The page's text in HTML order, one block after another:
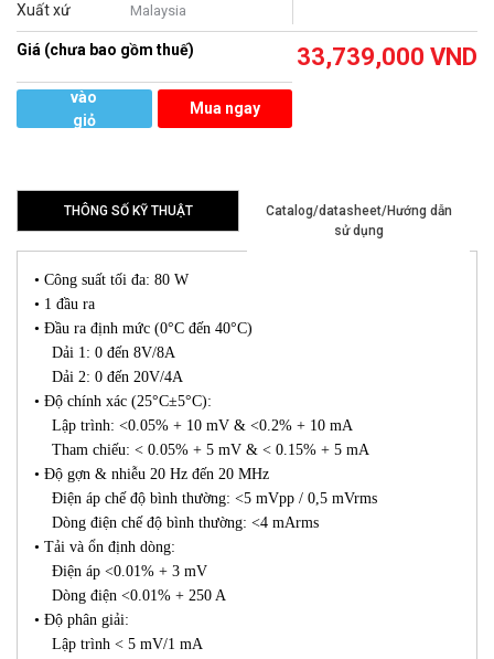
Xuất xứ Malaysia
Giá (chưa bao gồm thuế) 33,739,000 VND
vào
giỏ
Mua ngay
THÔNG SỐ KỸ THUẬT
Catalog/datasheet/Hướng dẫn
sử dụng
• Công suất tối đa: 80 W
• 1 đầu ra
• Đầu ra định mức (0°C đến 40°C)
Dải 1: 0 đến 8V/8A
Dải 2: 0 đến 20V/4A
• Độ chính xác (25°C±5°C):
Lập trình: <0.05% + 10 mV & <0.2% + 10 mA
Tham chiếu: < 0.05% + 5 mV & < 0.15% + 5 mA
• Độ gợn & nhiễu 20 Hz đến 20 MHz
Điện áp chế độ bình thường: <5 mVpp / 0,5 mVrms
Dòng điện chế độ bình thường: <4 mArms
• Tải và ổn định dòng:
Điện áp <0.01% + 3 mV
Dòng điện <0.01% + 250 A
• Độ phân giải:
Lập trình < 5 mV/1 mA